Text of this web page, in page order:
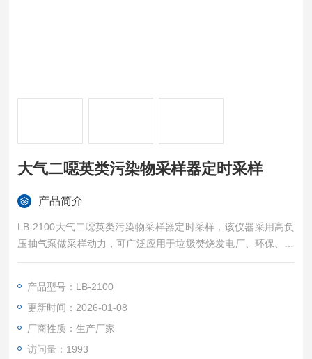
大气二噁英类污染物采样器定时采样
产品简介
LB-2100大气二噁英类污染物采样器定时采样，该仪器采用高负
压抽气泵做采样动力，可广泛应用于垃圾焚烧发电厂、环保、科
研、工矿企业、大专院校及军事气象等部门对大气中二噁英类污
产品型号：LB-2100
更新时间：2026-01-08
厂商性质：生产厂家
访问量：1993